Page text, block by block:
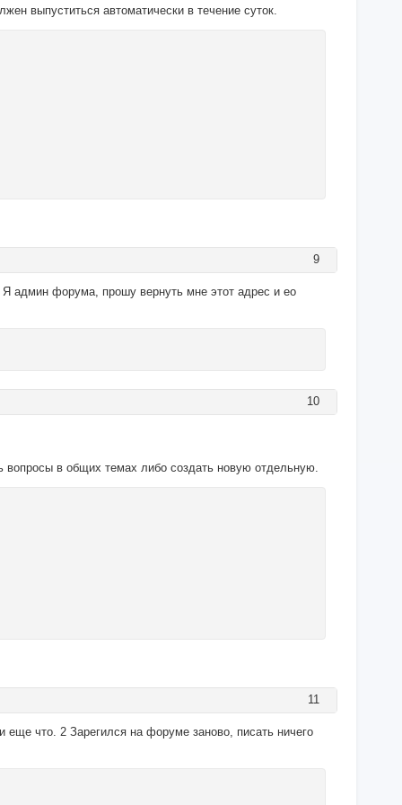
выпуститься автоматически в течение суток.
9
админ форума, прошу вернуть мне этот адрес и ео
10
вопросы в общих темах либо создать новую отдельную.
11
что. 2 Зарегился на форуме заново, писать ничего